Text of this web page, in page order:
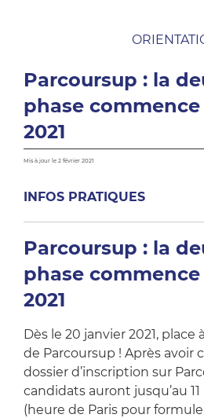
Parcoursup : la
phase
2021
Mis à jour le 2 février 2021
INFOS PRATIQUES
Parcoursup : la
phase
2021
Dès le 20 janvier 2021,
de Parcoursup ! Après avoir
dossier d’inscription sur
candidats auront jusqu’au 11
(heure de Paris pour